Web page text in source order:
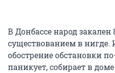
В Донбассе народ
существованием в
обострение обстановки
паникует, собирает в